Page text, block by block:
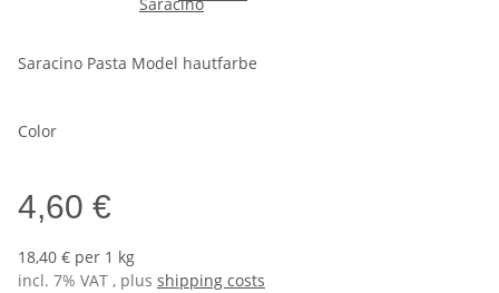
Saracino Pasta Model hautfarbe
Color
4,60 €
18,40 € per 1 kg
incl. 7% VAT , plus shipping costs